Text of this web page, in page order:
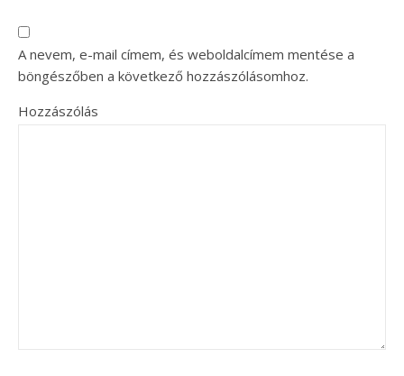
A nevem, e-mail címem, és weboldalcímem mentése a
böngészőben a következő hozzászólásomhoz.
Hozzászólás